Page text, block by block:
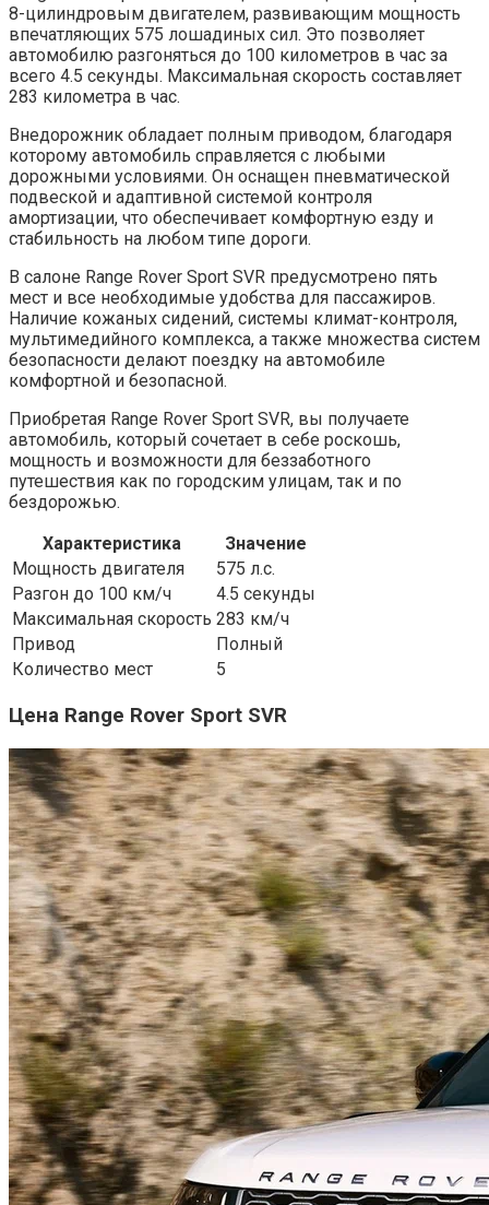
8-цилиндровым двигателем, развивающим мощность
впечатляющих 575 лошадиных сил. Это позволяет
автомобилю разгоняться до 100 километров в час за
всего 4.5 секунды. Максимальная скорость составляет
283 километра в час.
Внедорожник обладает полным приводом, благодаря
которому автомобиль справляется с любыми
дорожными условиями. Он оснащен пневматической
подвеской и адаптивной системой контроля
амортизации, что обеспечивает комфортную езду и
стабильность на любом типе дороги.
В салоне Range Rover Sport SVR предусмотрено пять
мест и все необходимые удобства для пассажиров.
Наличие кожаных сидений, системы климат-контроля,
мультимедийного комплекса, а также множества систем
безопасности делают поездку на автомобиле
комфортной и безопасной.
Приобретая Range Rover Sport SVR, вы получаете
автомобиль, который сочетает в себе роскошь,
мощность и возможности для беззаботного
путешествия как по городским улицам, так и по
бездорожью.
Характеристика
Значение
Мощность двигателя
575 л.с.
Разгон до 100 км/ч
4.5 секунды
Максимальная скорость 283 км/ч
Привод
Полный
Количество мест
5
Цена Range Rover Sport SVR